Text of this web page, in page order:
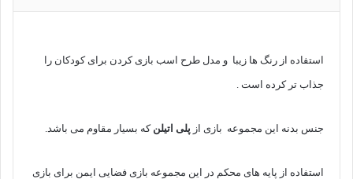
استفاده از رنگ ها زیبا و مدل طرح اسب بازی کردن برای کودکان را
جذاب تر کرده است .
جنس بدنه این مجموعه بازی از پلی اتیلن که بسیار مقاوم می باشد.
استفاده از پایه های محکم در این مجموعه بازی فضایی ایمن برای بازی